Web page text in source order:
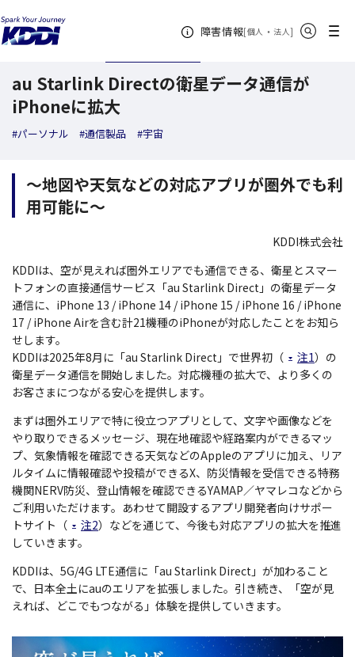
障害情報[個人 ・ 法人新規ウィンドウ
]
メニュー
au Starlink Directの衛星データ通信が
iPhoneに拡大
#パーソナル #通信製品 #宇宙
～地図や天気などの対応アプリが圏外でも利
用可能に～
KDDI株式会社
KDDIは、空が見えれば圏外エリアでも通信できる、衛星とスマー
トフォンの直接通信サービス「au Starlink Direct」の衛星データ
通信に、iPhone 13 / iPhone 14 / iPhone 15 / iPhone 16 / iPhone
17 / iPhone Airを含む計21機種のiPhoneが対応したことをお知ら
せします。
KDDIは2025年8月に「au Starlink Direct」で世界初（
注1）の
衛星データ通信を開始しました。対応機種の拡大で、より多くの
お客さまにつながる安心を提供します。
まずは圏外エリアで特に役立つアプリとして、文字や画像などを
やり取りできるメッセージ、現在地確認や経路案内ができるマッ
プ、気象情報を確認できる天気などのAppleのアプリに加え、リア
ルタイムに情報確認や投稿ができるX、防災情報を受信できる特務
機関NERV防災、登山情報を確認できるYAMAP／ヤマレコなどから
ご利用いただけます。あわせて開設するアプリ開発者向けサポー
トサイト（
注2）などを通じて、今後も対応アプリの拡大を推進
していきます。
KDDIは、5G/4G LTE通信に「au Starlink Direct」が加わること
で、日本全土にauのエリアを拡張しました。引き続き、「空が見
えれば、どこでもつながる」体験を提供していきます。